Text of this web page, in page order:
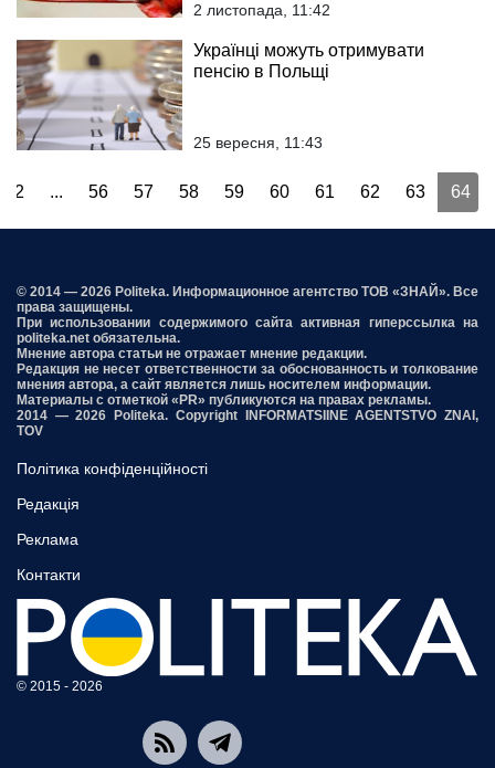
2 листопада, 11:42
Українці можуть отримувати
пенсію в Польщі
25 вересня, 11:43
2 ... 56 57 58 59 60 61 62 63 64
© 2014 — 2026 Politeka. Информационное агентство ТОВ «ЗНАЙ». Все
права защищены.
При использовании содержимого сайта активная гиперссылка на
politeka.net обязательна.
Мнение автора статьи не отражает мнение редакции.
Редакция не несет ответственности за обоснованность и толкование
мнения автора, а сайт является лишь носителем информации.
Материалы с отметкой «PR» публикуются на правах рекламы.
2014 — 2026 Politeka. Copyright INFORMATSIINE AGENTSTVO ZNAI,
TOV
Політика конфіденційності
Редакція
Реклама
Контакти
© 2015 - 2026